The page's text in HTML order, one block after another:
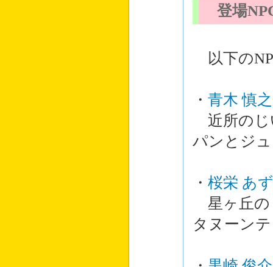
登場
以下の
・ 青木 慎
近所のじ
パンとジ
・ 桜栄 あ
星ヶ丘の
タヌーン